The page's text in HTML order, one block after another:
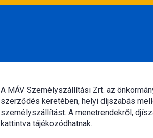
A MÁV Személyszállítási Zrt. az
szerződés keretében, helyi díjszabás
személyszállítást. A menetrendekről,
kattintva tájékozódhatnak.